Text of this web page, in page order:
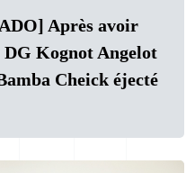
Après avoir
Kognot Angelot
Cheick éjecté